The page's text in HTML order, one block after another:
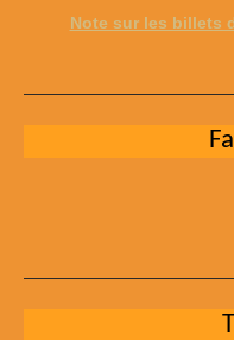
Note sur les billets